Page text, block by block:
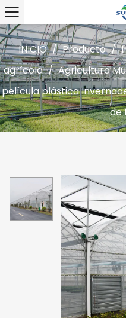
INICIO / Producto /
agrícola / Agricultura
película plástica
de